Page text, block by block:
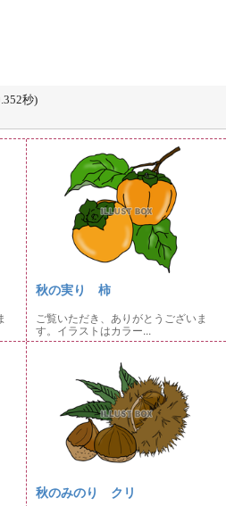
秒)
秋の実り 柿
ご覧いただき、ありがとうございま
す。イラストはカラー...
秋のみのり クリ